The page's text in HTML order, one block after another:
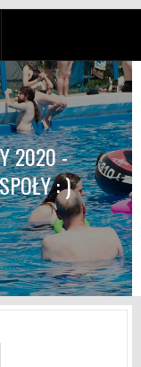
2020 -
: )